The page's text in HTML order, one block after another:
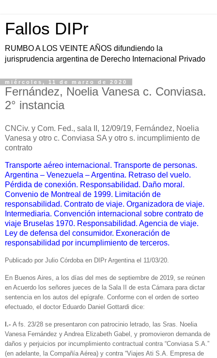
Fallos DIPr
RUMBO A LOS VEINTE AÑOS difundiendo la
jurisprudencia argentina de Derecho Internacional Privado
miércoles, 11 de marzo de 2020
Fernández, Noelia Vanesa c. Conviasa.
2° instancia
CNCiv. y Com. Fed., sala II, 12/09/19, Fernández, Noelia
Vanesa y otro c. Conviasa SA y otro s. incumplimiento de
contrato
Transporte aéreo internacional. Transporte de personas.
Argentina – Venezuela – Argentina. Retraso del vuelo.
Pérdida de conexión. Responsabilidad. Daño moral.
Convenio de Montreal de 1999. Limitación de
responsabilidad. Contrato de viaje. Organizadora de viaje.
Intermediaria. Convención internacional sobre contrato de
viaje Bruselas 1970. Responsabilidad. Agencia de viaje.
Ley de defensa del consumidor. Exoneración de
responsabilidad por incumplimiento de terceros.
Publicado por Julio Córdoba en DIPr Argentina el 11/03/20.
En Buenos Aires, a los días del mes de septiembre de 2019, se reúnen
en Acuerdo los señores jueces de la Sala II de esta Cámara para dictar
sentencia en los autos del epígrafe. Conforme con el orden de sorteo
efectuado, el doctor Eduardo Daniel Gottardi dice:
I.- A fs. 23/28 se presentaron con patrocinio letrado, las Sras. Noelia
Vanesa Fernández y Andrea Elizabeth Gabel, y promovieron demanda de
daños y perjuicios por incumplimiento contractual contra “Conviasa S.A.”
(en adelante, la Compañía Aérea) y contra “Viajes Ati S.A. Empresa de